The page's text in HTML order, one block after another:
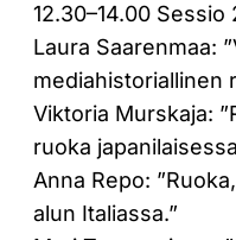
12.30–14.00 Sessio
Laura Saarenmaa:
mediahistoriallinen
Viktoria Murskaja:
ruoka
Anna Repo:
alun Italiassa.”